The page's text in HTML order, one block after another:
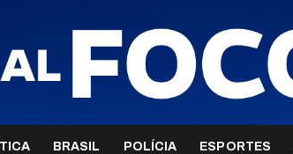
BRASIL POLÍCIA ESPORTES